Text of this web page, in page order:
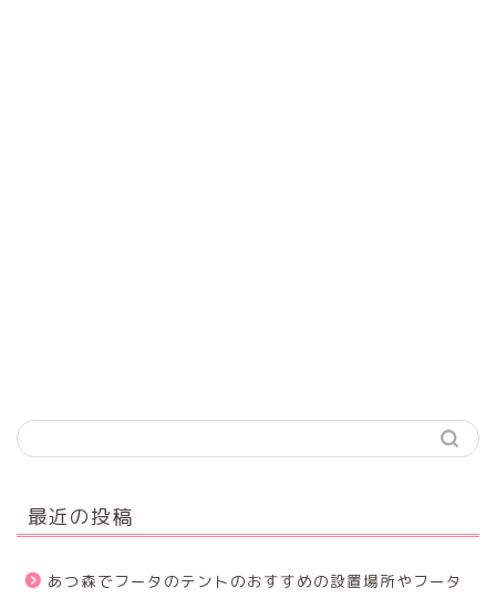
最近の投稿
あつ森でフータのテントのおすすめの設置場所やフータ